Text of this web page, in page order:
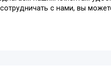
с нами, вы